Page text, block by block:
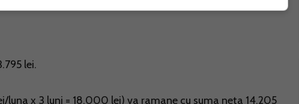
lei.
x 3 luni = 18.000 lei) va ramane cu suma neta 14.205